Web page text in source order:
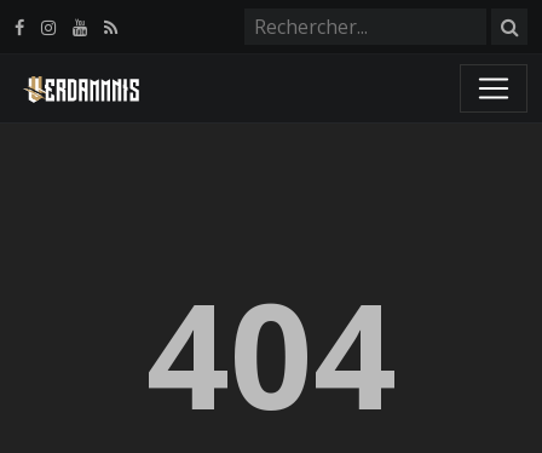
404
Panneau de gestion des cookies